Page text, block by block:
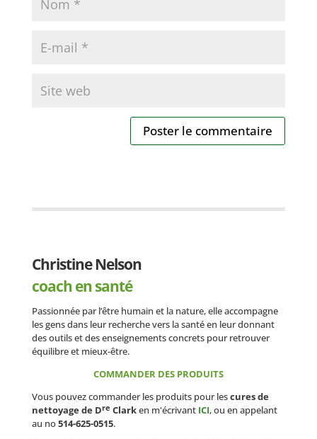
Christine Nelson
coach en santé
Passionnée par l’être humain et la nature, elle accompagne
les gens dans leur recherche vers la santé en leur donnant
des outils et des enseignements concrets pour retrouver
équilibre et mieux-être.
COMMANDER DES PRODUITS
Vous pouvez commander les produits pour lescures de
nettoyage de Dre Clarken m'écrivant ICI, ou en appelant
au no514-625-0515.